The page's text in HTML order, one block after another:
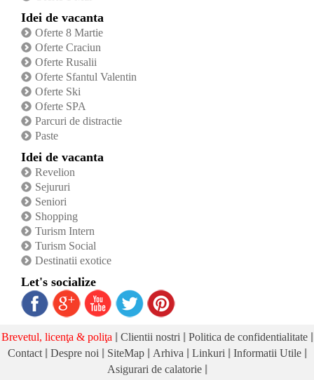
Idei de vacanta
Oferte 8 Martie
Oferte Craciun
Oferte Rusalii
Oferte Sfantul Valentin
Oferte Ski
Oferte SPA
Parcuri de distractie
Paste
Idei de vacanta
Revelion
Sejururi
Seniori
Shopping
Turism Intern
Turism Social
Destinatii exotice
Let's socialize
Brevetul, licenţa & poliţa | Clientii nostri | Politica de confidentialitate |
Contact | Despre noi | SiteMap | Arhiva | Linkuri | Informatii Utile |
Asigurari de calatorie |